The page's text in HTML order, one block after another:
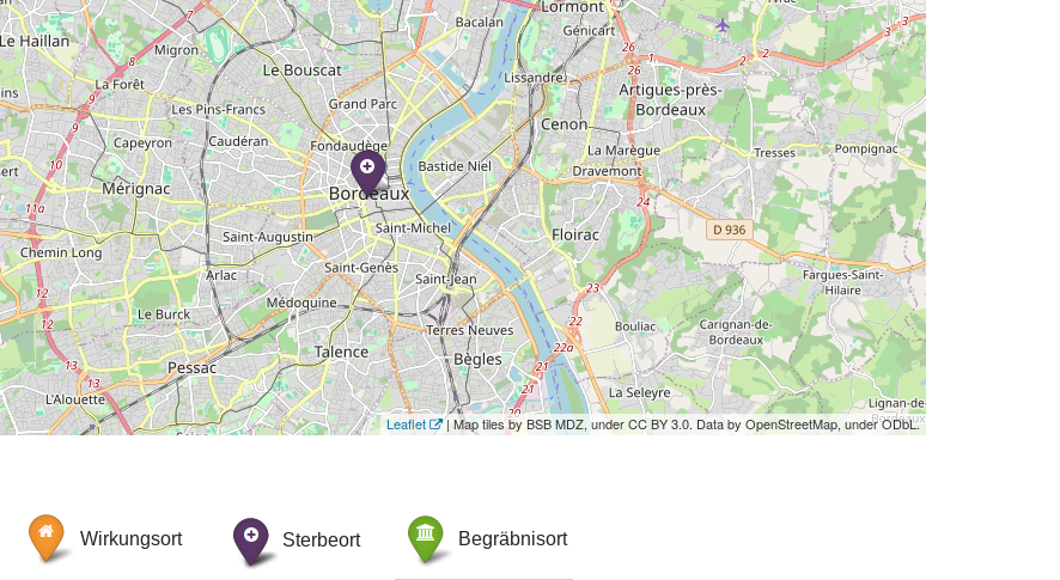
Leaflet | Map tiles by BSB MDZ, under CC BY 3.0. Data by OpenStreetMap, under ODbL.
Wirkungsort Sterbeort Begräbnisort